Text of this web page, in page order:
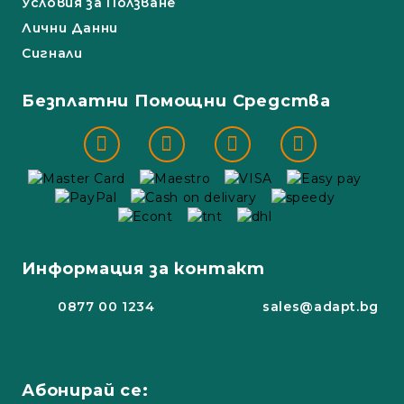
Лични Данни
Сигнали
Безплатни Помощни Средства
Информация за контакт
0877 00 1234 sales@adapt.bg
Абонирай се: